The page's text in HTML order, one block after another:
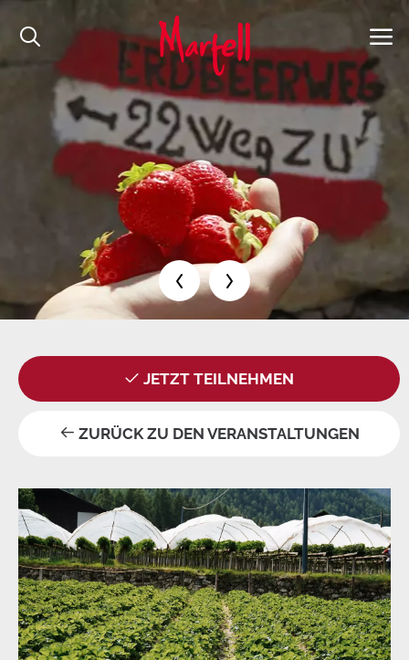
ZURÜCK ZU DEN VERANSTALTUNGEN
JETZT TEILNEHMEN